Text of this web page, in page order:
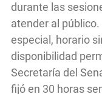
durante las
atender al público.
especial, horario
disponibilidad
Secretaría del
fijó en 30 horas